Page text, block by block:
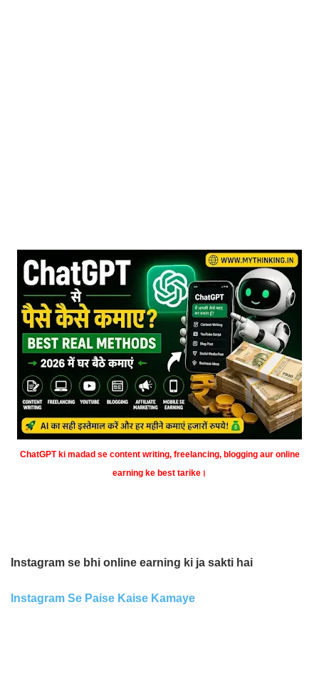
ChatGPT ki madad se content writing, freelancing, blogging aur online
earning ke best tarike।
Instagram se bhi online earning ki ja sakti hai
Instagram Se Paise Kaise Kamaye